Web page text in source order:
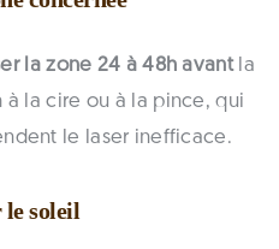
la zone 24 à 48h avantla
à la cire ou à la pince, qui
le laser inefficace.
soleil